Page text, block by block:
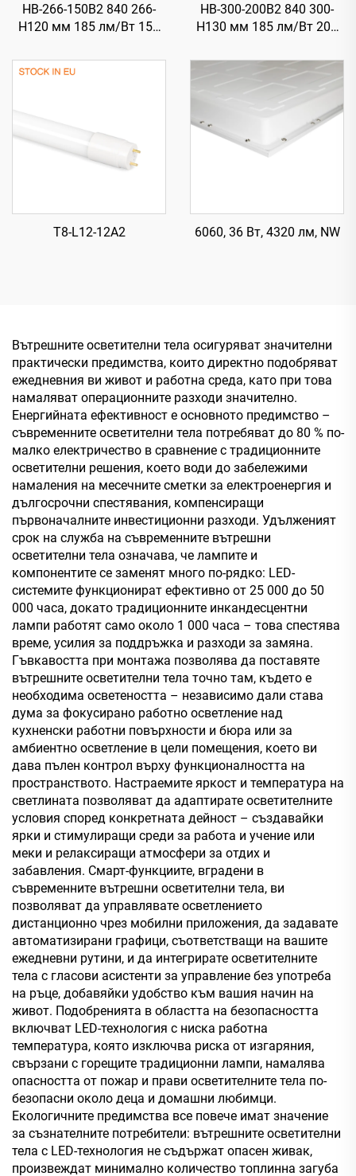
HB-266-150B2 840 266-
H120 мм 185 лм/Вт 150
високомонтажно
осветление
HB-300-200B2 840 300-
H130 мм 185 лм/Вт 200
високомонтажно
осветление
T8-L12-12A2 6060, 36 Вт, 4320 лм, NW
Вътрешните осветителни тела осигуряват значителни
практически предимства, които директно подобряват
ежедневния ви живот и работна среда, като при това
намаляват операционните разходи значително.
Енергийната ефективност е основното предимство –
съвременните осветителни тела потребяват до 80 % по-
малко електричество в сравнение с традиционните
осветителни решения, което води до забележими
намаления на месечните сметки за електроенергия и
дългосрочни спестявания, компенсиращи
първоначалните инвестиционни разходи. Удълженият
срок на служба на съвременните вътрешни
осветителни тела означава, че лампите и
компонентите се заменят много по-рядко: LED-
системите функционират ефективно от 25 000 до 50
000 часа, докато традиционните инкандесцентни
лампи работят само около 1 000 часа – това спестява
време, усилия за поддръжка и разходи за замяна.
Гъвкавостта при монтажа позволява да поставяте
вътрешните осветителни тела точно там, където е
необходима осветеността – независимо дали става
дума за фокусирано работно осветление над
кухненски работни повърхности и бюра или за
амбиентно осветление в цели помещения, което ви
дава пълен контрол върху функционалността на
пространството. Настраемите яркост и температура на
светлината позволяват да адаптирате осветителните
условия според конкретната дейност – създавайки
ярки и стимулиращи среди за работа и учение или
меки и релаксиращи атмосфери за отдих и
забавления. Смарт-функциите, вградени в
съвременните вътрешни осветителни тела, ви
позволяват да управлявате осветлението
дистанционно чрез мобилни приложения, да задавате
автоматизирани графици, съответстващи на вашите
ежедневни рутини, и да интегрирате осветителните
тела с гласови асистенти за управление без употреба
на ръце, добавяйки удобство към вашия начин на
живот. Подобренията в областта на безопасността
включват LED-технология с ниска работна
температура, която изключва риска от изгаряния,
свързани с горещите традиционни лампи, намалява
опасността от пожар и прави осветителните тела по-
безопасни около деца и домашни любимци.
Екологичните предимства все повече имат значение
за съзнателните потребители: вътрешните осветителни
тела с LED-технология не съдържат опасен живак,
произвеждат минимално количество топлинна загуба